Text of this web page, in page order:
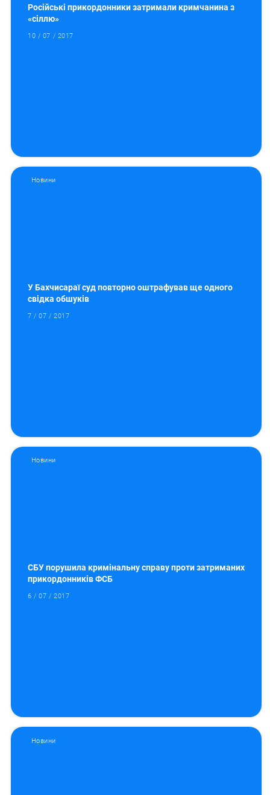
Російські прикордонники затримали кримчанина з
«сіллю»
10 / 07 / 2017
Новини
У Бахчисараї суд повторно оштрафував ще одного
свідка обшуків
7 / 07 / 2017
Новини
СБУ порушила кримінальну справу проти затриманих
прикордонників ФСБ
6 / 07 / 2017
Новини